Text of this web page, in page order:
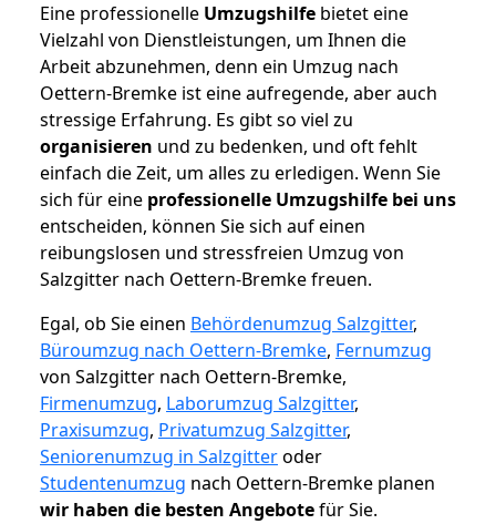
Eine professionelle Umzugshilfe bietet eine
Vielzahl von Dienstleistungen, um Ihnen die
Arbeit abzunehmen, denn ein Umzug nach
Oettern-Bremke ist eine aufregende, aber auch
stressige Erfahrung. Es gibt so viel zu
organisieren und zu bedenken, und oft fehlt
einfach die Zeit, um alles zu erledigen. Wenn Sie
sich für eine professionelle Umzugshilfe bei uns
entscheiden, können Sie sich auf einen
reibungslosen und stressfreien Umzug von
Salzgitter nach Oettern-Bremke freuen.
Egal, ob Sie einen Behördenumzug Salzgitter,
Büroumzug nach Oettern-Bremke, Fernumzug
von Salzgitter nach Oettern-Bremke,
Firmenumzug, Laborumzug Salzgitter,
Praxisumzug, Privatumzug Salzgitter,
Seniorenumzug in Salzgitteroder
Studentenumzug nach Oettern-Bremke planen
wir haben die besten Angebotefür Sie.